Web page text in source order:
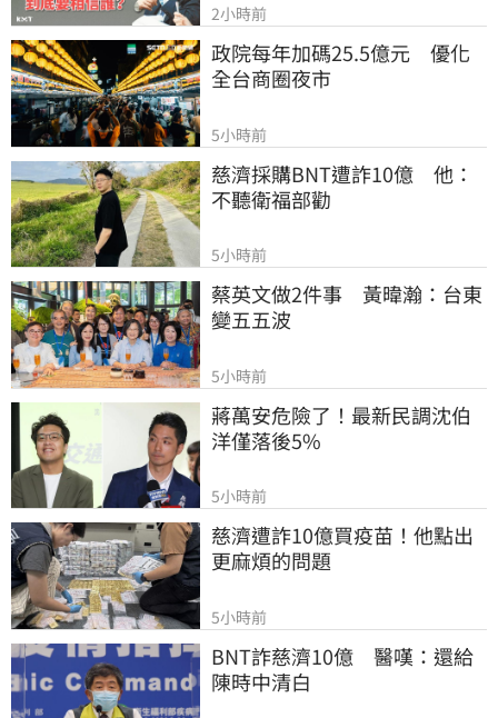
2小時前
政院每年加碼25.5億元　優化
全台商圈夜市
5小時前
慈濟採購BNT遭詐10億　他：
不聽衛福部勸
5小時前
蔡英文做2件事　黃暐瀚：台東
變五五波
5小時前
蔣萬安危險了！最新民調沈伯
洋僅落後5%
5小時前
慈濟遭詐10億買疫苗！他點出
更麻煩的問題
5小時前
BNT詐慈濟10億　醫嘆：還給
陳時中清白